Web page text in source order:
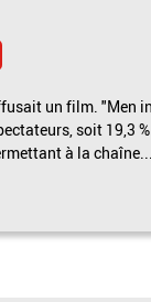
un film. "Men
soit 19,3
à la chaîne...